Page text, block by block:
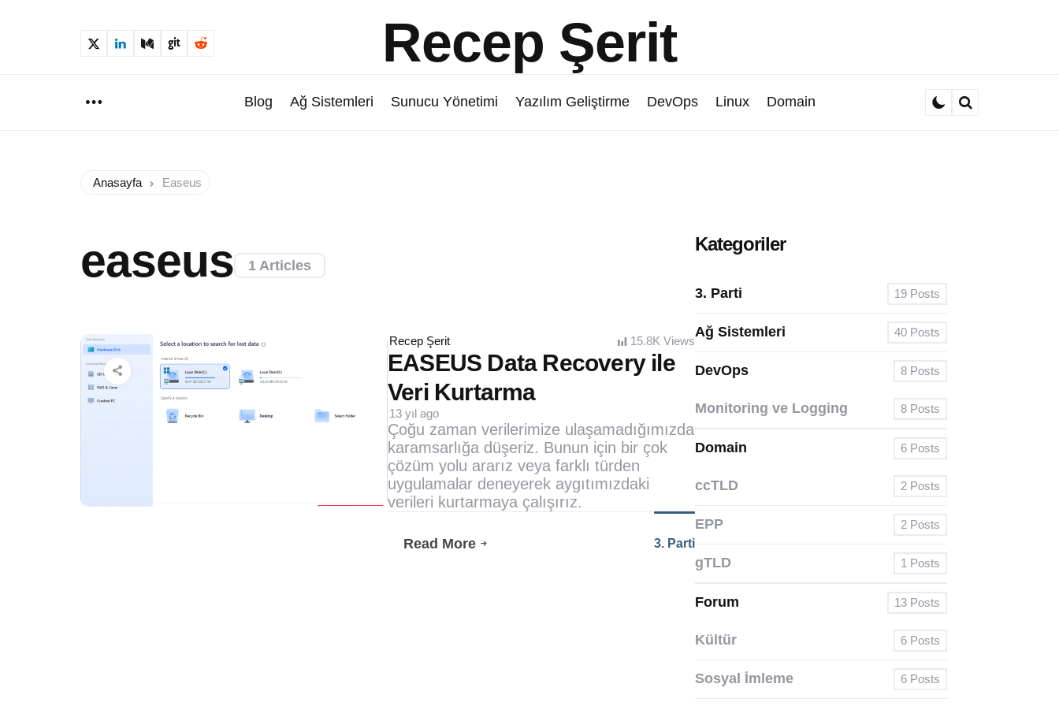
Recep Şerit
Blog Ağ Sistemleri Sunucu Yönetimi Yazılım Geliştirme DevOps Linux
Domain
Anasayfa Easeus
1 Articles
easeus
Posted
by
Recep Şerit 15.8K Views
EASEUS Data Recovery ile
Veri Kurtarma
13 yıl ago
Çoğu zaman verilerimize ulaşamadığımızda
karamsarlığa düşeriz. Bunun için bir çok
çözüm yolu ararız veya farklı türden
uygulamalar deneyerek aygıtımızdaki
verileri kurtarmaya çalışırız.
Read More
EASEUS
3. Parti
Kategoriler
3. Parti 19 Posts
Ağ Sistemleri 40 Posts
DevOps 8 Posts
Monitoring ve Logging 8 Posts
Domain 6 Posts
ccTLD 2 Posts
EPP 2 Posts
gTLD 1 Posts
Forum 13 Posts
Kültür 6 Posts
Sosyal İmleme 6 Posts